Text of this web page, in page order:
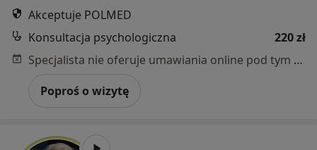
Akceptuje POLMED
Konsultacja psychologiczna
220 zł
Specjalista nie oferuje umawiania online pod tym adresem.
Poproś o wizytę